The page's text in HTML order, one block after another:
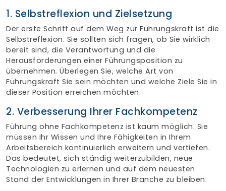
1. Selbstreflexion und Zielsetzung
Der erste Schritt auf dem Weg zur Führungskraft ist die
Selbstreflexion. Sie sollten sich fragen, ob Sie wirklich
bereit sind, die Verantwortung und die
Herausforderungen einer Führungsposition zu
übernehmen. Überlegen Sie, welche Art von
Führungskraft Sie sein möchten und welche Ziele Sie in
dieser Position erreichen möchten.
2. Verbesserung Ihrer Fachkompetenz
Führung ohne Fachkompetenz ist kaum möglich. Sie
müssen Ihr Wissen und Ihre Fähigkeiten in Ihrem
Arbeitsbereich kontinuierlich erweitern und vertiefen.
Das bedeutet, sich ständig weiterzubilden, neue
Technologien zu erlernen und auf dem neuesten
Stand der Entwicklungen in Ihrer Branche zu bleiben.